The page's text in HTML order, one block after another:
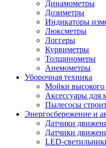
Динамометры
Дозиметры
Индикаторы
Люксметры
Логгеры
Курвиметры
Толщиномеры
Анемометры
Уборочная техника
Мойки высокого
Аксессуары для
Пылесосы
Энергосбережение и
Датчики
Датчики
LED-